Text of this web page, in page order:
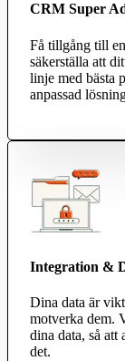
CRM Super
Få tillgång till
säkerställa att
linje med bästa
anpassad
Integration &
Dina data är
motverka dem.
dina data, så
det.